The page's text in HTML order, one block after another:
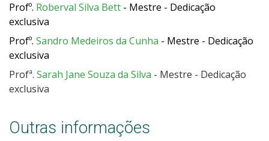
Profº. Roberval Silva Bett - Mestre - Dedicação
exclusiva
Profº. Sandro Medeiros da Cunha - Mestre - Dedicação
exclusiva
Profª. Sarah Jane Souza da Silva - Mestre - Dedicação
exclusiva
Outras informações